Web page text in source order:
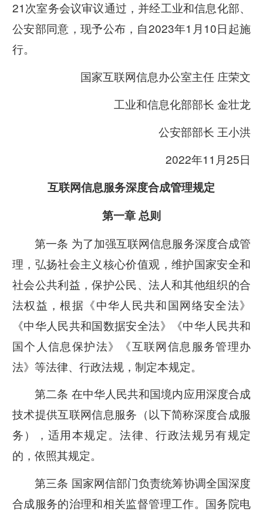
21次室务会议审议通过，并经工业和信息化部、
公安部同意，现予公布，自2023年1月10日起施
行。
国家互联网信息办公室主任 庄荣文
工业和信息化部部长 金壮龙
公安部部长 王小洪
2022年11月25日
互联网信息服务深度合成管理规定
第一章 总则
第一条 为了加强互联网信息服务深度合成管
理，弘扬社会主义核心价值观，维护国家安全和
社会公共利益，保护公民、法人和其他组织的合
法权益，根据《中华人民共和国网络安全法》
《中华人民共和国数据安全法》《中华人民共和
国个人信息保护法》《互联网信息服务管理办
法》等法律、行政法规，制定本规定。
第二条 在中华人民共和国境内应用深度合成
技术提供互联网信息服务（以下简称深度合成服
务），适用本规定。法律、行政法规另有规定
的，依照其规定。
第三条 国家网信部门负责统筹协调全国深度
合成服务的治理和相关监督管理工作。国务院电